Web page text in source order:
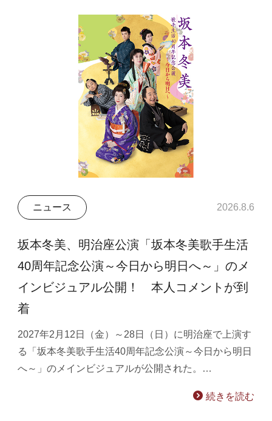
ニュース 2026.8.6
坂本冬美、明治座公演「坂本冬美歌手生活
40周年記念公演～今日から明日へ～」のメ
インビジュアル公開！ 本人コメントが到
着
2027年2月12日（金）～28日（日）に明治座で上演す
る「坂本冬美歌手生活40周年記念公演～今日から明日
へ～」のメインビジュアルが公開された。…
続きを読む